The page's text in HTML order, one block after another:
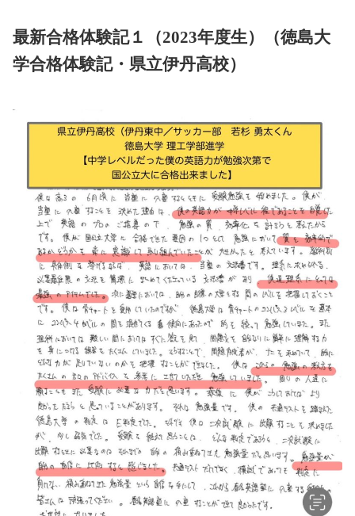
最新合格体験記１（2023年度生）（徳島大
学合格体験記・県立伊丹高校）